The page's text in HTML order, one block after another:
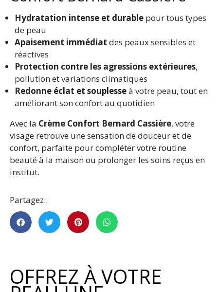
Hydratation intense et durable pour tous types
de peau
Apaisement immédiat des peaux sensibles et
réactives
Protection contre les agressions extérieures,
pollution et variations climatiques
Redonne éclat et souplesseà votre peau, tout en
améliorant son confort au quotidien
Avec la Crème Confort Bernard Cassière, votre
visage retrouve une sensation de douceur et de
confort, parfaite pour compléter votre routine
beauté à la maison ou prolonger les soins reçus en
institut.
Partagez :
OFFREZ À VOTRE